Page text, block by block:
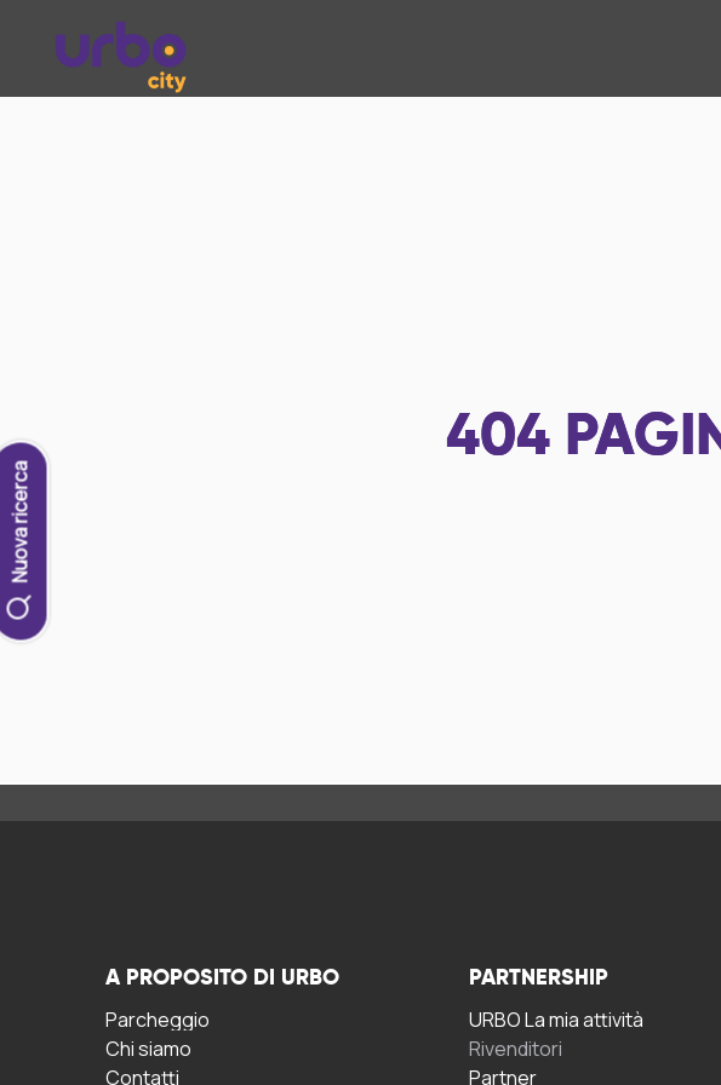
Nuova ricerca
404
A PROPOSITO DI URBO
Parcheggio
Chi siamo
Contatti
PARTNERSHIP
URBO La mia attività
Rivenditori
Partner